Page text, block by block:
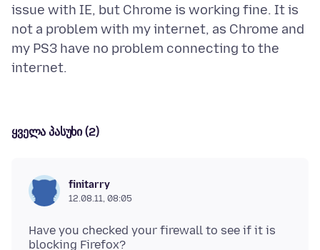
issue with IE, but Chrome is working fine. It is
not a problem with my internet, as Chrome and
my PS3 have no problem connecting to the
ყველა პასუხი (2)
finitarry
12.08.11, 08:05
Have you checked your firewall to see if it is